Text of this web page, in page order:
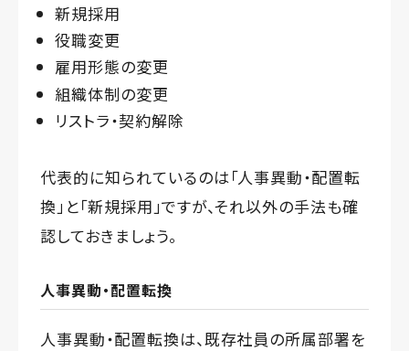
新規採用
役職変更
雇用形態の変更
組織体制の変更
リストラ・契約解除
代表的に知られているのは「人事異動・配置転
換」と「新規採用」ですが、それ以外の手法も確
認しておきましょう。
人事異動・配置転換
人事異動・配置転換は、既存社員の所属部署を